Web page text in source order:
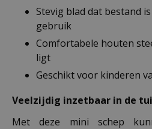
Stevig blad dat bestand
gebruik
Comfortabele houten
ligt
Geschikt voor kinderen
Veelzijdig inzetbaar in de
Met deze mini schep